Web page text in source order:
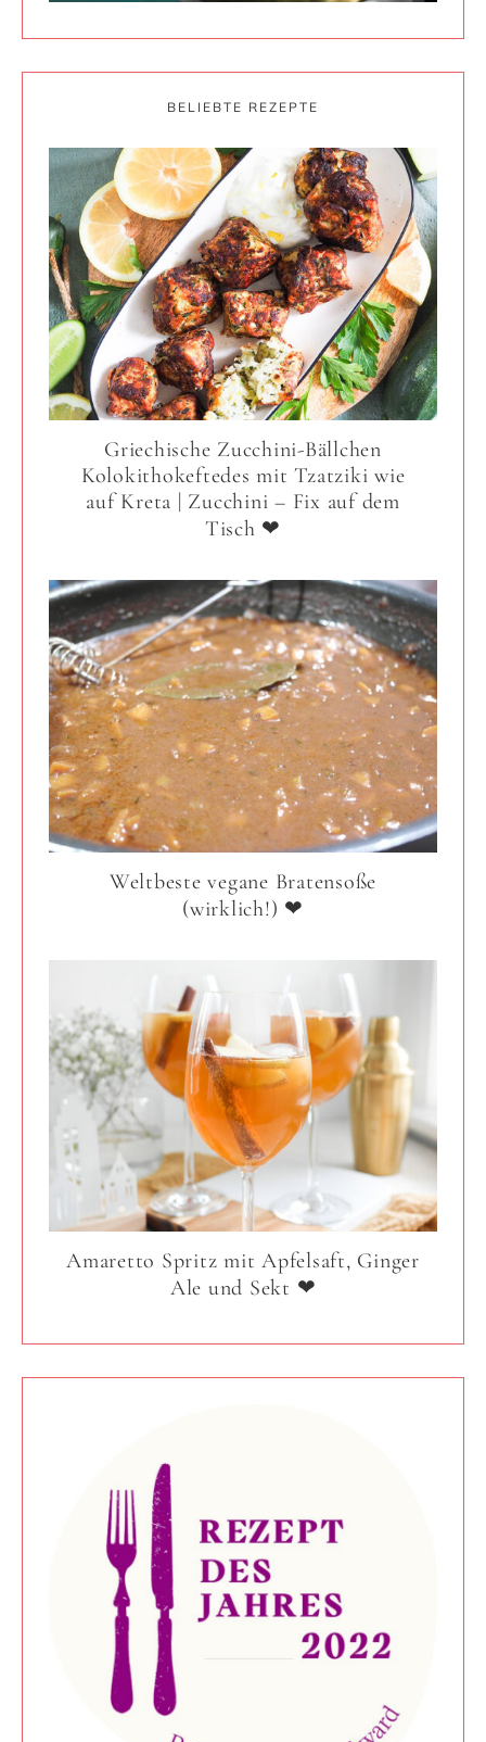
BELIEBTE REZEPTE
Griechische Zucchini-Bällchen
Kolokithokeftedes mit Tzatziki wie
auf Kreta | Zucchini – Fix auf dem
Tisch ❤
Weltbeste vegane Bratensoße
(wirklich!) ❤
Amaretto Spritz mit Apfelsaft, Ginger
Ale und Sekt ❤